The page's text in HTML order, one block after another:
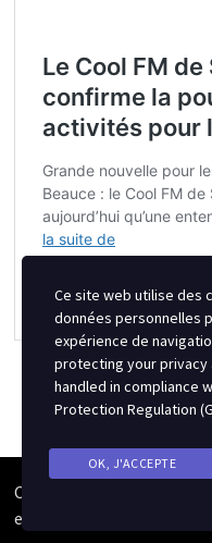
Copyright © 2026
et
Ce site web utilise des
données personnelles
expérience de
protecting your privacy
handled in compliance
Protection Regulation
OK, J'ACCEPTE